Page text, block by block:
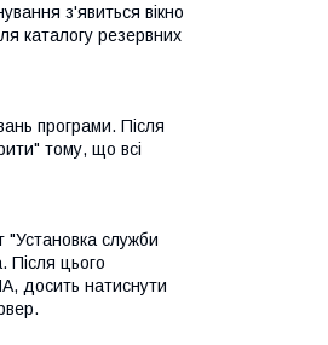
з'явиться вікно
каталогу резервних
програми. Після
тому, що всі
"Установка служби
Після цього
досить натиснути